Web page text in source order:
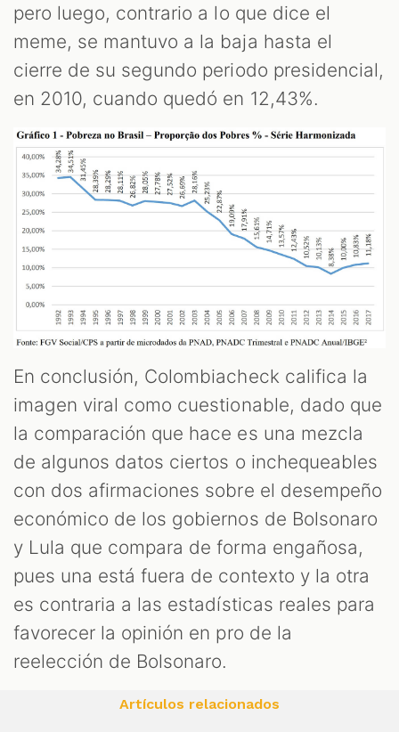
pero luego, contrario a lo que dice el
meme, se mantuvo a la baja hasta el
cierre de su segundo periodo presidencial,
en 2010, cuando quedó en 12,43%.
En conclusión, Colombiacheck califica la
imagen viral como cuestionable, dado que
la comparación que hace es una mezcla
de algunos datos ciertos o inchequeables
con dos afirmaciones sobre el desempeño
económico de los gobiernos de Bolsonaro
y Lula que compara de forma engañosa,
pues una está fuera de contexto y la otra
es contraria a las estadísticas reales para
favorecer la opinión en pro de la
reelección de Bolsonaro.
Artículos relacionados